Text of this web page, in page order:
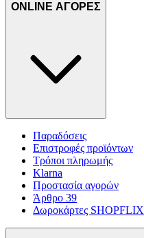
ONLINE ΑΓΟΡΕΣ
Παραδόσεις
Επιστροφές προϊόντων
Τρόποι πληρωμής
Klarna
Προστασία αγορών
Άρθρο 39
Δωροκάρτες SHOPFLIX